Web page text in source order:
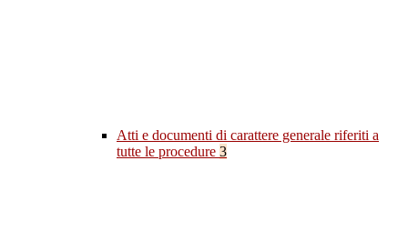
Atti e documenti di carattere generale riferiti a
tutte le procedure 3